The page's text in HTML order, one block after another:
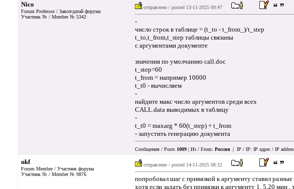
Nico
Forum Professor / Завсегдатай форума
Участник № / Member № 5342
отправлено / posted 13-11-2025 09:47
-
число строк в таблице = (t_to - t_from_)/t_step
t_to,t_from,t_step таблицы связаны
с аргументами документе
значения по умолчанию call.doc
t_step=60
t_from = например 10000
t_t0 - вычисляем
-
найдите макс число аргументов среди всех
CALL.data выводимых в таблицу
-
t_t0 = maxarg * 60(t_step) + t_from
- запустить генерацию документа
Сообщения / Posts 1009 | Из / From: Россия | IP / IP: IP адрес / IP
ukf
Forum Member / Участник форума
Участник № / Member № 9876
отправлено / posted 14-11-2025 08:22
попробовал шаг с привязкой к аргументу ставил
хотя если задать без привязки к аргументу 1, 5,20 мин ,